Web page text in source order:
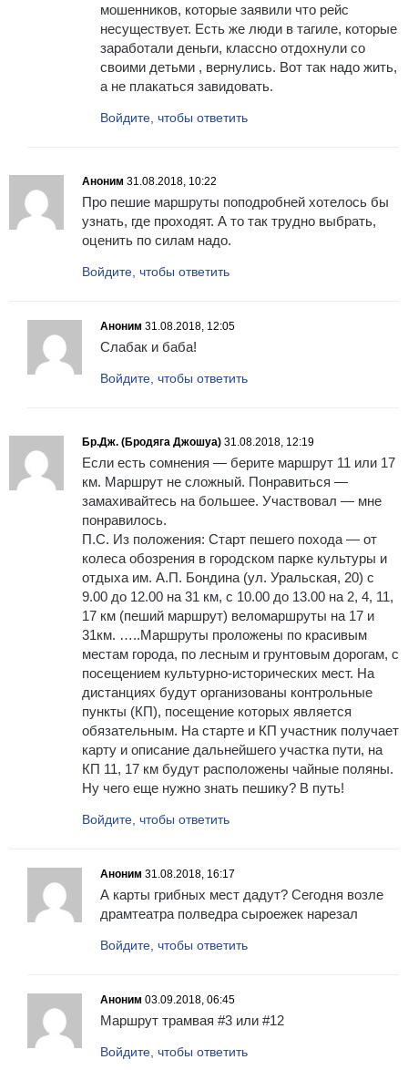
мошенников, которые заявили что рейс
несуществует. Есть же люди в тагиле, которые
заработали деньги, классно отдохнули со
своими детьми , вернулись. Вот так надо жить,
а не плакаться завидовать.
Войдите, чтобы ответить
Аноним 31.08.2018, 10:22
Про пешие маршруты поподробней хотелось бы
узнать, где проходят. А то так трудно выбрать,
оценить по силам надо.
Войдите, чтобы ответить
Аноним 31.08.2018, 12:05
Слабак и баба!
Войдите, чтобы ответить
Бр.Дж. (Бродяга Джошуа) 31.08.2018, 12:19
Если есть сомнения — берите маршрут 11 или 17
км. Маршрут не сложный. Понравиться —
замахивайтесь на большее. Участвовал — мне
понравилось.
П.С. Из положения: Старт пешего похода — от
колеса обозрения в городском парке культуры и
отдыха им. А.П. Бондина (ул. Уральская, 20) с
9.00 до 12.00 на 31 км, с 10.00 до 13.00 на 2, 4, 11,
17 км (пеший маршрут) веломаршруты на 17 и
31км. …..Маршруты проложены по красивым
местам города, по лесным и грунтовым дорогам, с
посещением культурно-исторических мест. На
дистанциях будут организованы контрольные
пункты (КП), посещение которых является
обязательным. На старте и КП участник получает
карту и описание дальнейшего участка пути, на
КП 11, 17 км будут расположены чайные поляны.
Ну чего еще нужно знать пешику? В путь!
Войдите, чтобы ответить
Аноним 31.08.2018, 16:17
А карты грибных мест дадут? Сегодня возле
драмтеатра полведра сыроежек нарезал
Войдите, чтобы ответить
Аноним 03.09.2018, 06:45
Маршрут трамвая #3 или #12
Войдите, чтобы ответить